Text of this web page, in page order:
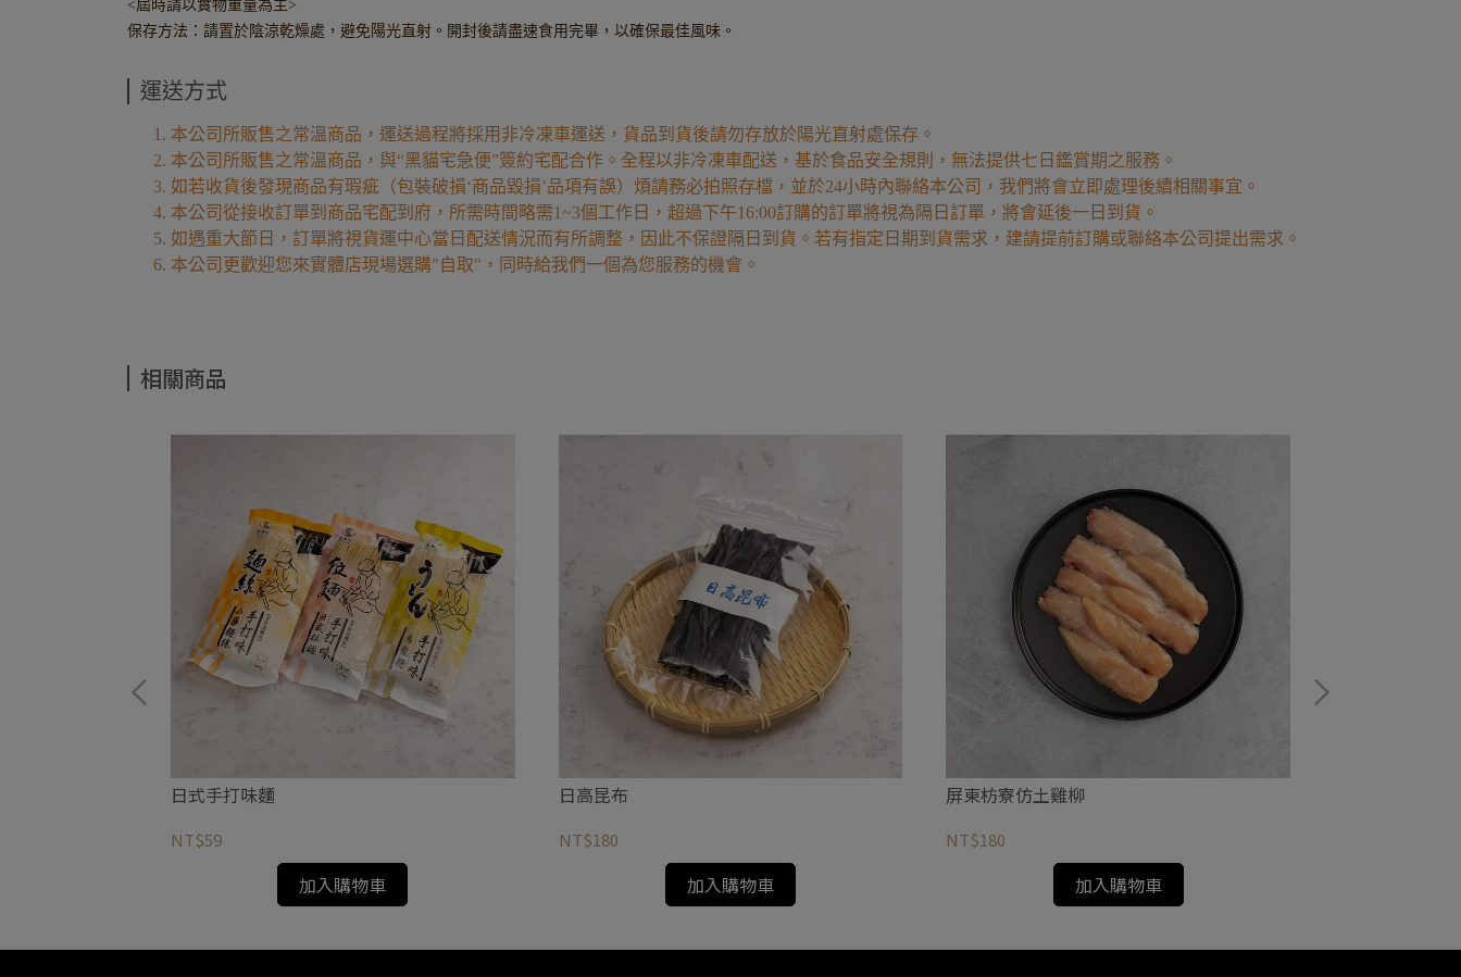
<屆時請以實物重量為主>
保存方法：請置於陰涼乾燥處，避免陽光直射。開封後請盡速食用完畢，以確保最佳風味。
運送方式
本公司所販售之常溫商品，運送過程將採用非冷凍車運送，貨品到貨後請勿存放於陽光直射處保存。
本公司所販售之常溫商品，與“黑貓宅急便”簽約宅配合作。全程以非冷凍車配送，基於食品安全規則，無法提供七日鑑賞期之服務。
如若收貨後發現商品有瑕疵（包裝破損‘商品毀損’品項有誤）煩請務必拍照存檔，並於24小時內聯絡本公司，我們將會立即處理後續相關事宜。
本公司從接收訂單到商品宅配到府，所需時間略需1~3個工作日，超過下午16:00訂購的訂單將視為隔日訂單，將會延後一日到貨。
如遇重大節日，訂單將視貨運中心當日配送情況而有所調整，因此不保證隔日到貨。若有指定日期到貨需求，建請提前訂購或聯絡本公司提出需求。
本公司更歡迎您來實體店現場選購"自取"，同時給我們一個為您服務的機會。
相關商品
日式手打味麵
NT$59
加入購物車
日高昆布
NT$180
加入購物車
屏東枋寮仿土雞柳
NT$180
加入購物車